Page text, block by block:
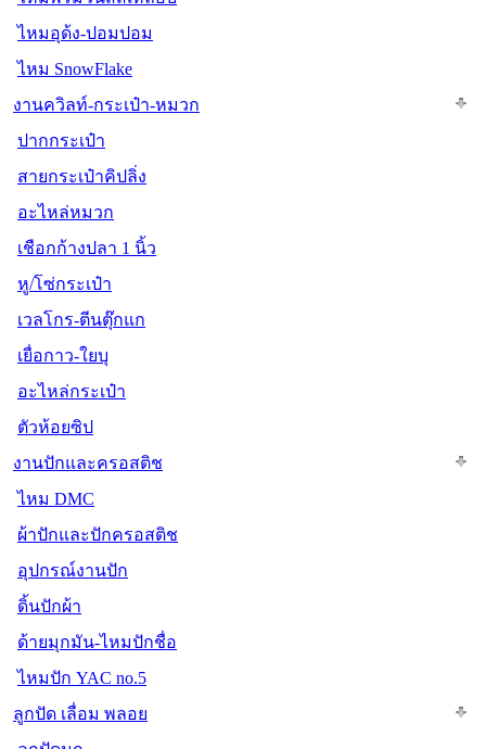
ไหมอุด้ง-ปอมปอม
ไหม SnowFlake
งานควิลท์-กระเป๋า-หมวก
ปากกระเป๋า
สายกระเป๋าคิปลิ่ง
อะไหล่หมวก
เชือกก้างปลา 1 นิ้ว
หู/โซ่กระเป๋า
เวลโกร-ตีนตุ๊กแก
เยื่อกาว-ใยบุ
อะไหล่กระเป๋า
ตัวห้อยซิป
งานปักและครอสติช
ไหม DMC
ผ้าปักและปักครอสติช
อุปกรณ์งานปัก
ดิ้นปักผ้า
ด้ายมุกมัน-ไหมปักชื่อ
ไหมปัก YAC no.5
ลูกปัด เลื่อม พลอย